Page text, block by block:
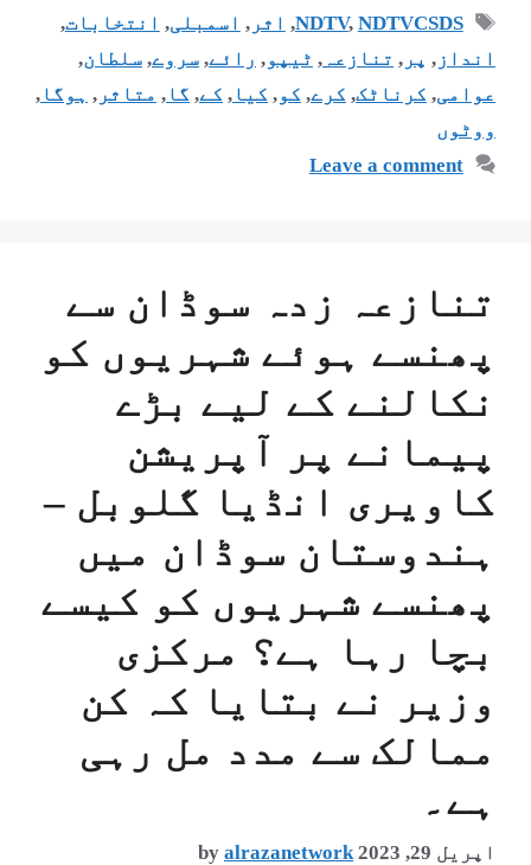
NDTV, NDTVCSDS
, اثر, اسمبلی, انتخابات,
انداز , پر , تنازعہ , ٹیپو, رائے, سروے, سلطان,
عوامی, کرناٹک, کرے, کو, کیا , کے, گا , متاثر , ہوگا ,
ووٹوں
Leave a comment
تنازعہ زدہ سوڈان سے
پھنسے ہوئے شہریوں کو
نکالنے کے لیے بڑے
پیمانے پر آپریشن
کاویری انڈیا گلوبل –
ہندوستان سوڈان میں
پھنسے شہریوں کو کیسے
بچا رہا ہے؟ مرکزی
وزیر نے بتایا کہ کن
ممالک سے مدد مل رہی
ہے۔
اپریل 29, 2023 by alrazanetwork